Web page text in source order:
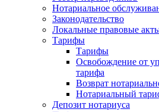
Нотариальное
Законодательство
Локальные правовые
Тарифы
Тарифы
Освобождение от
тарифа
Возврат
Нотариальный
Депозит нотариуса